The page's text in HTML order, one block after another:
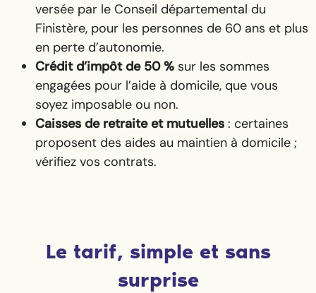
versée par le Conseil départemental du
Finistère, pour les personnes de 60 ans et plus
en perte d’autonomie.
Crédit d’impôt de 50 % sur les sommes
engagées pour l’aide à domicile, que vous
soyez imposable ou non.
Caisses de retraite et mutuelles : certaines
proposent des aides au maintien à domicile ;
vérifiez vos contrats.
Le tarif, simple et sans
surprise